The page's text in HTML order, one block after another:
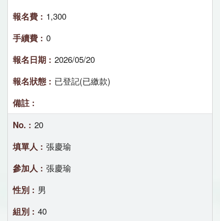
1,300
0
2026/05/20
已登記(已繳款)
20
張慶瑜
張慶瑜
男
40